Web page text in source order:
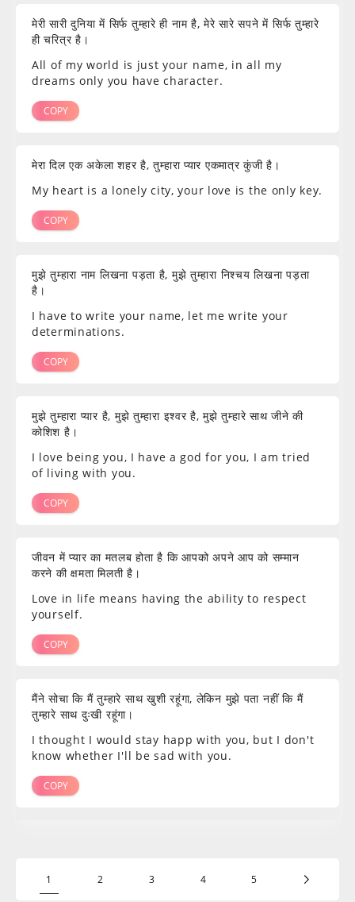
मेरी सारी दुनिया में सिर्फ तुम्हारे ही नाम है, मेरे सारे सपने में सिर्फ तुम्हारे
ही चरित्र है।
All of my world is just your name, in all my
dreams only you have character.
COPY
मेरा दिल एक अकेला शहर है, तुम्हारा प्यार एकमात्र कुंजी है।
My heart is a lonely city, your love is the only key.
COPY
मुझे तुम्हारा नाम लिखना पड़ता है, मुझे तुम्हारा निश्चय लिखना पड़ता
है।
I have to write your name, let me write your
determinations.
COPY
मुझे तुम्हारा प्यार है, मुझे तुम्हारा इश्वर है, मुझे तुम्हारे साथ जीने की
कोशिश है।
I love being you, I have a god for you, I am tried
of living with you.
COPY
जीवन में प्यार का मतलब होता है कि आपको अपने आप को सम्मान
करने की क्षमता मिलती है।
Love in life means having the ability to respect
yourself.
COPY
मैंने सोचा कि मैं तुम्हारे साथ खुशी रहूंगा, लेकिन मुझे पता नहीं कि मैं
तुम्हारे साथ दुःखी रहूंगा।
I thought I would stay happ with you, but I don't
know whether I'll be sad with you.
COPY
1 2 3 4 5